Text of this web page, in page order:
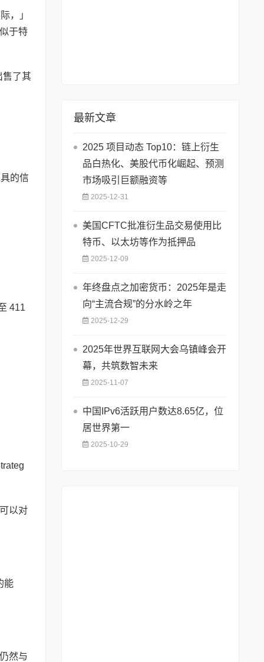
，」
于特
售了其
的信
411
以对
能
然与
最新文章
2025 项目动态 Top10：链上衍生
品白热化、美股代币化崛起、预测
市场吸引巨额融资等
2025-12-31
美国CFTC批准衍生品交易使用比
特币、以太坊等作为抵押品
2025-12-09
年终盘点之加密货币：2025年是走
向“主流合规”的分水岭之年
2025-12-29
2025年世界互联网大会乌镇峰会开
幕，共筑数智未来
2025-11-07
中国IPv6活跃用户数达8.65亿，位
居世界第一
2025-10-29